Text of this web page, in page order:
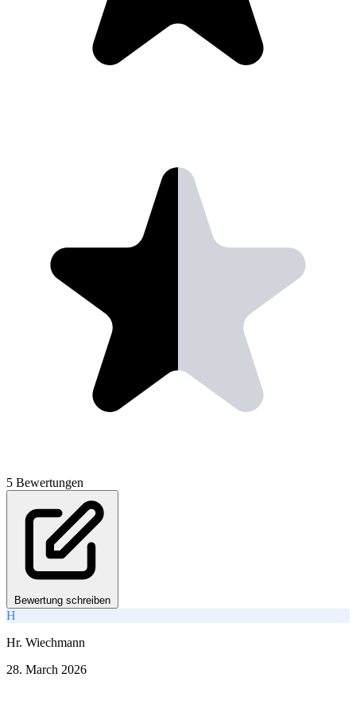
5 Bewertungen
Bewertung schreiben
H
Hr. Wiechmann
28. March 2026